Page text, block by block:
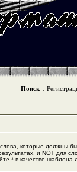
Поиск :
которые должны
и NOT для
* в качестве шаблона